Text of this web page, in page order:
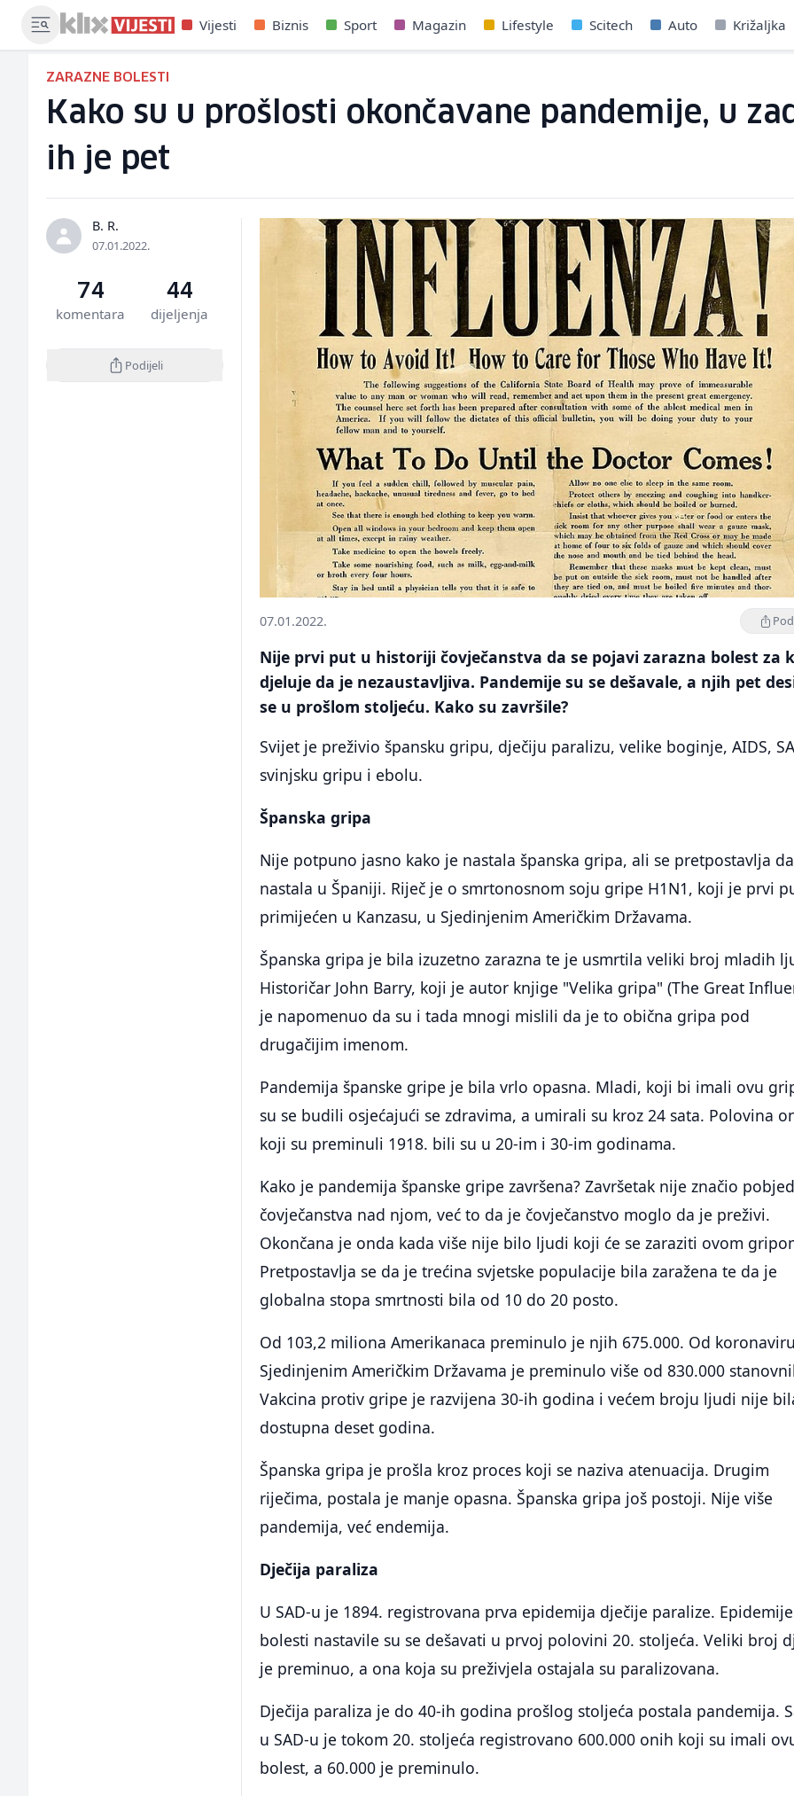
Vijesti Biznis Sport Magazin Lifestyle Scitech Auto Križaljka
ZARAZNE BOLESTI
Kako su u prošlosti okončavane pandemije, u
ih je pet
B. R.
07.01.2022.
74
komentara
44
dijeljenja
Podijeli
07.01.2022.
Nije prvi put u historiji čovječanstva da se pojavi zarazna bolest za
djeluje da je nezaustavljiva. Pandemije su se dešavale, a njih pet
se u prošlom stoljeću. Kako su završile?
Svijet je preživio špansku gripu, dječiju paralizu, velike boginje, AIDS,
svinjsku gripu i ebolu.
Španska gripa
Nije potpuno jasno kako je nastala španska gripa, ali se pretpostavlja
nastala u Španiji. Riječ je o smrtonosnom soju gripe H1N1, koji je prvi
primijećen u Kanzasu, u Sjedinjenim Američkim Državama.
Španska gripa je bila izuzetno zarazna te je usmrtila veliki broj mladih
Historičar John Barry, koji je autor knjige "Velika gripa" (The Great
je napomenuo da su i tada mnogi mislili da je to obična gripa pod
drugačijim imenom.
Pandemija španske gripe je bila vrlo opasna. Mladi, koji bi imali ovu
su se budili osjećajući se zdravima, a umirali su kroz 24 sata. Polovina
koji su preminuli 1918. bili su u 20-im i 30-im godinama.
Kako je pandemija španske gripe završena? Završetak nije značio
čovječanstva nad njom, već to da je čovječanstvo moglo da je preživi.
Okončana je onda kada više nije bilo ljudi koji će se zaraziti ovom
Pretpostavlja se da je trećina svjetske populacije bila zaražena te da je
globalna stopa smrtnosti bila od 10 do 20 posto.
Od 103,2 miliona Amerikanaca preminulo je njih 675.000. Od
Sjedinjenim Američkim Državama je preminulo više od 830.000
Vakcina protiv gripe je razvijena 30-ih godina i većem broju ljudi nije
dostupna deset godina.
Španska gripa je prošla kroz proces koji se naziva atenuacija. Drugim
riječima, postala je manje opasna. Španska gripa još postoji. Nije više
pandemija, već endemija.
Dječija paraliza
U SAD-u je 1894. registrovana prva epidemija dječije paralize.
bolesti nastavile su se dešavati u prvoj polovini 20. stoljeća. Veliki broj
je preminuo, a ona koja su preživjela ostajala su paralizovana.
Dječija paraliza je do 40-ih godina prošlog stoljeća postala pandemija.
u SAD-u je tokom 20. stoljeća registrovano 600.000 onih koji su imali
bolest, a 60.000 je preminulo.